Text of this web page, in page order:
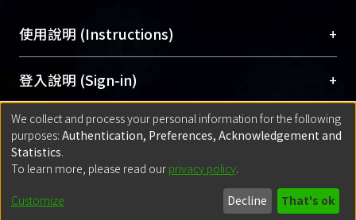
用逐年攀升。同時可加速研究發展、提升研究影響
Archive）平台。 （點選深入了解OA）
含部分內容的版權非匯入者所有，或由第三方贊
助與合作完成，請確認該版權所有者及第三方同
意提供此授權。
Please represent that the submission is your
original work, and that you have the right to
grant the rights to upload.
若欲上傳已出版的全文電子檔，可使用
policy finder
網站查詢，以確認出版單位之版權
政策。
使用說明 (Instructions) +
網站簡介(Quickstart Guide)
使用手冊(Instruction Manual)
線上預約服務(Booking Service)
登入說明 (Sign-in) +
方案一：臺灣大學計算機中心帳號登入
(With C&INC Email Account)
方案二：ORCID帳號登入(With ORCID)
匯入著作 (Submission) +
方案一：定期更新ORCID者，以ID匯入
for identifier (ORCID))
方案二：
(Default mode Submission)
Built withDSpace-CRIS software
- Extension maintained and optimized
We collect and process your personal information for the following
purposes: Authentication, Preferences, Acknowledgement and
Statistics.
To learn more, please read our privacy policy.
Customize Decline That's ok